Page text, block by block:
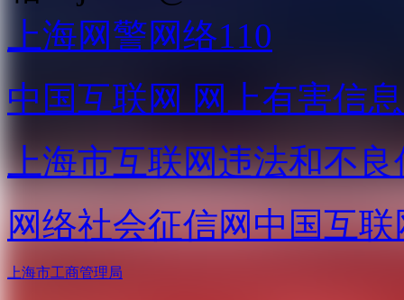
上海网警网络110
中国互联网 网上有害信
上海市互联网违法和不
网络社会征信网 中国互
上海市工商管理局